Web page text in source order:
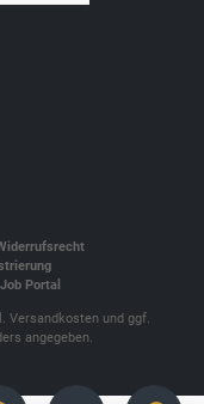
Job Portal
Versandkosten und ggf.
angegeben.